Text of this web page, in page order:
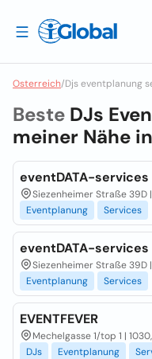
Osterreich/Djs eventplanung
Beste DJs
meiner Nähe in
eventDATA-services
Siezenheimer Straße 39D
Eventplanung
Services
eventDATA-services
Siezenheimer Straße 39D
Eventplanung
Services
EVENTFEVER
Mechelgasse 1/top 1 |
DJs
Eventplanung